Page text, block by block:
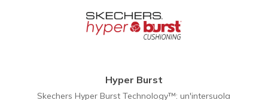
Hyper Burst
Skechers Hyper Burst Technology™: un'intersuola